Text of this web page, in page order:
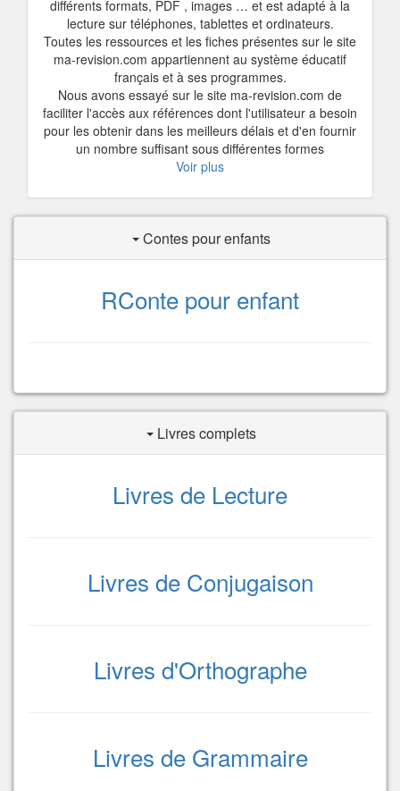
différents formats, PDF , images … et est adapté à la
lecture sur téléphones, tablettes et ordinateurs.
Toutes les ressources et les fiches présentes sur le site
ma-revision.com appartiennent au système éducatif
français et à ses programmes.
Nous avons essayé sur le site ma-revision.com de
faciliter l'accès aux références dont l'utilisateur a besoin
pour les obtenir dans les meilleurs délais et d'en fournir
un nombre suffisant sous différentes formes
Voir plus
Contes pour enfants
RConte pour enfant
Livres complets
Livres de Lecture
Livres de Conjugaison
Livres d'Orthographe
Livres de Grammaire